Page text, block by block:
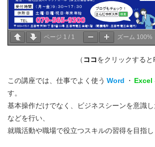
ページ 1 / 1 ズーム 100%
（ ココをクリックすると
この講座では、仕事でよく使う Word ・ Excel
す。
基本操作だけでなく、ビジネスシーンを意識
などを行い、
就職活動や職場で役立つスキルの習得を目指し